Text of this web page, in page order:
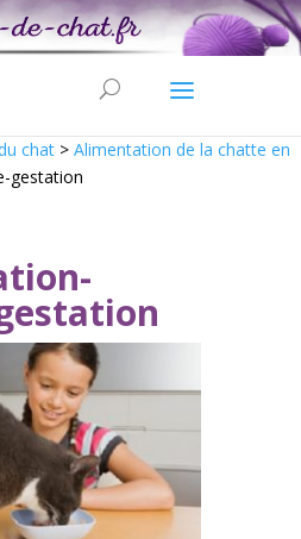
chat > Alimentation de la chatte en
gestation